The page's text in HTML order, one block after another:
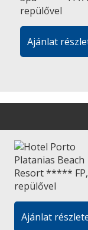
Ajánlat
Ajánlat